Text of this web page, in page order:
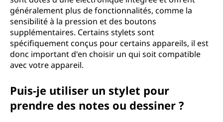
généralement plus de fonctionnalités, comme la
sensibilité à la pression et des boutons
supplémentaires. Certains stylets sont
spécifiquement conçus pour certains appareils, il est
donc important d'en choisir un qui soit compatible
avec votre appareil.
Puis-je utiliser un stylet pour
prendre des notes ou dessiner ?